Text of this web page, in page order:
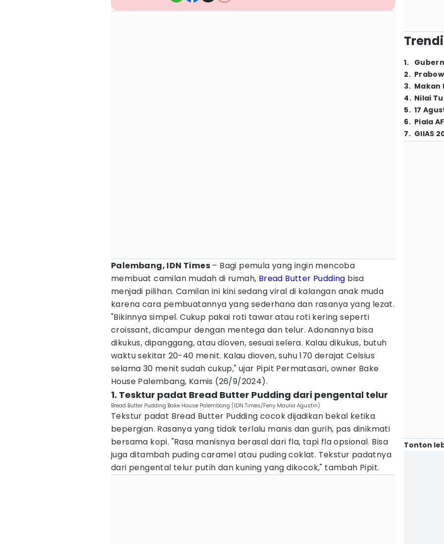
Palembang, IDN Times – Bagi pemula yang ingin mencoba
membuat camilan mudah di rumah, Bread Butter Pudding bisa
menjadi pilihan. Camilan ini kini sedang viral di kalangan anak muda
karena cara pembuatannya yang sederhana dan rasanya yang lezat.
"Bikinnya simpel. Cukup pakai roti tawar atau roti kering seperti
croissant, dicampur dengan mentega dan telur. Adonannya bisa
dikukus, dipanggang, atau dioven, sesuai selera. Kalau dikukus, butuh
waktu sekitar 20-40 menit. Kalau dioven, suhu 170 derajat Celsius
selama 30 menit sudah cukup," ujar Pipit Permatasari, owner Bake
House Palembang, Kamis (26/9/2024).
1. Tesktur padat Bread Butter Pudding dari pengental telur
Bread Butter Pudding Bake House Palembang (IDN Times/Feny Maulia Agustin)
Tekstur padat Bread Butter Pudding cocok dijadikan bekal ketika
bepergian. Rasanya yang tidak terlalu manis dan gurih, pas dinikmati
bersama kopi. "Rasa manisnya berasal dari fla, tapi fla opsional. Bisa
juga ditambah puding caramel atau puding coklat. Tekstur padatnya
dari pengental telur putih dan kuning yang dikocok," tambah Pipit.
1.
2.
3. Makan
4. Nilai
5. 17
6. Piala
7. GIIAS
Tonton